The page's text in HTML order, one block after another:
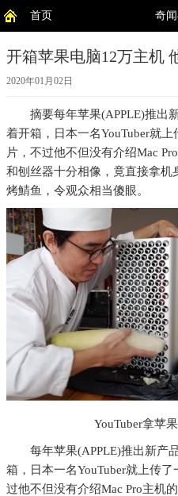
首页 奇
开箱苹果电脑12万主机
2020年01月02日
摘要每年苹果(APPLE)推出
着开箱，日本一名YouTuber就
片，不过他不但没有介绍Mac
和刨丝器十分相像，竟直接拿机
烤鯖鱼，令观众相当傻眼。
YouTuber拿苹
每年苹果(APPLE)推出新产
箱，日本一名YouTuber就上传
过他不但没有介绍Mac Pro主机